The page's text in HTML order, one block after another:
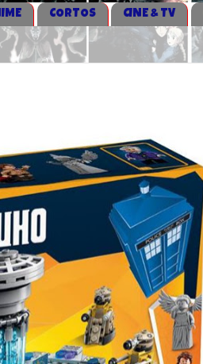
CORTOS CINE & TV